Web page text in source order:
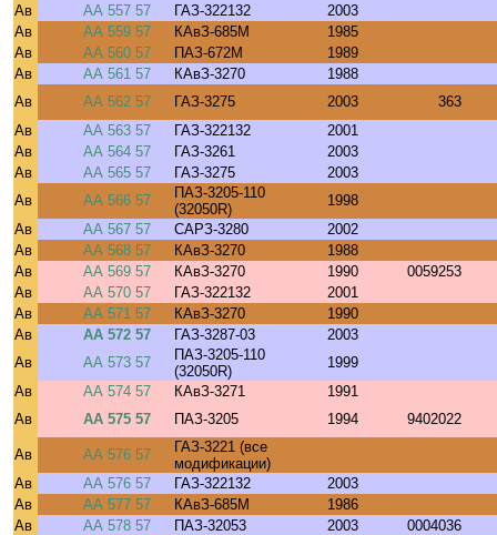
Ав
АА 557 57 ГАЗ-322132
2003
Ав
АА 559 57 КАвЗ-685М
1985
Ав
АА 560 57 ПАЗ-672М
1989
Ав
АА 561 57 КАвЗ-3270
1988
Ав
АА 562 57 ГАЗ-3275 2003
363
Ав
АА 563 57 ГАЗ-322132
2001
Ав
АА 564 57 ГАЗ-3261
2003
Ав
АА 565 57 ГАЗ-3275
2003
Ав
АА 566 57
ПАЗ-3205-110
(32050R)
1998
Ав
АА 567 57 САРЗ-3280
2002
Ав
АА 568 57 КАвЗ-3270
1988
Ав
АА 569 57 КАвЗ-3270 1990
0059253
Ав
АА 570 57 ГАЗ-322132
2001
Ав
АА 571 57 КАвЗ-3270
1990
Ав
АА 572 57 ГАЗ-3287-03
2003
Ав
АА 573 57
ПАЗ-3205-110
(32050R)
1999
Ав
АА 574 57 КАвЗ-3271
1991
Ав
АА 575 57 ПАЗ-3205 1994 9402022
Ав АА 576 57
ГАЗ-3221 (все
модификации)
Ав
АА 576 57 ГАЗ-322132
2003
Ав
АА 577 57 КАвЗ-685М
1986
Ав
АА 578 57 ПАЗ-32053 2003
0004036